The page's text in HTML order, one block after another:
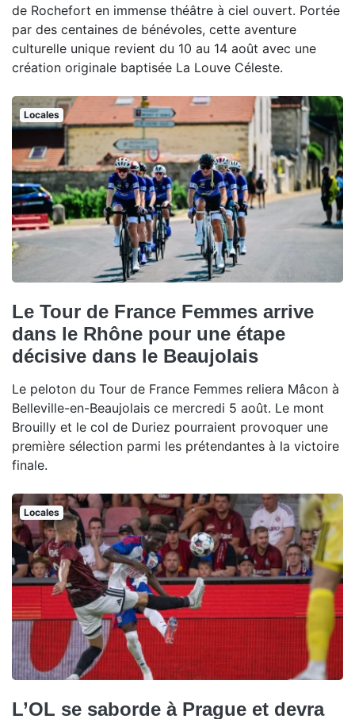
de Rochefort en immense théâtre à ciel ouvert. Portée
par des centaines de bénévoles, cette aventure
culturelle unique revient du 10 au 14 août avec une
création originale baptisée La Louve Céleste.
Locales
Le Tour de France Femmes arrive
dans le Rhône pour une étape
décisive dans le Beaujolais
Le peloton du Tour de France Femmes reliera Mâcon à
Belleville-en-Beaujolais ce mercredi 5 août. Le mont
Brouilly et le col de Duriez pourraient provoquer une
première sélection parmi les prétendantes à la victoire
finale.
Locales
L’OL se saborde à Prague et devra